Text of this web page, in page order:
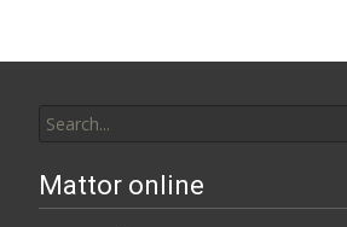
for:
Mattor online